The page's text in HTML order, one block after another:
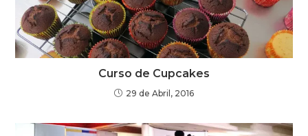
Curso de Cupcakes
29 de Abril, 2016